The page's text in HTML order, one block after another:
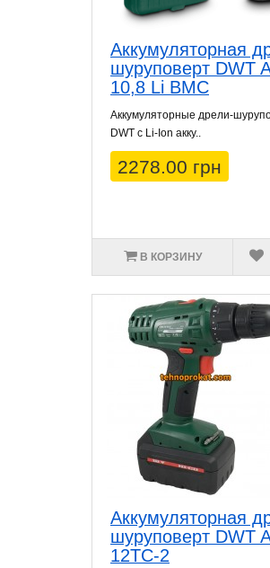
Аккумуляторная
шуруповерт DWT
10,8 Li BMC
Аккумуляторные дрели-
DWT с Li-Ion акку..
2278.00 грн
В КОРЗИНУ
Аккумуляторная
шуруповерт DWT
12TC-2